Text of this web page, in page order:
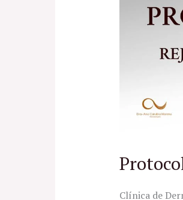
Clínica de